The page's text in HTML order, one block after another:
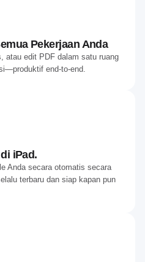
Pekerjaan Anda
atau edit PDF dalam satu ruang
end‑to‑end.
iPad.
Anda secara otomatis secara
terbaru dan siap kapan pun